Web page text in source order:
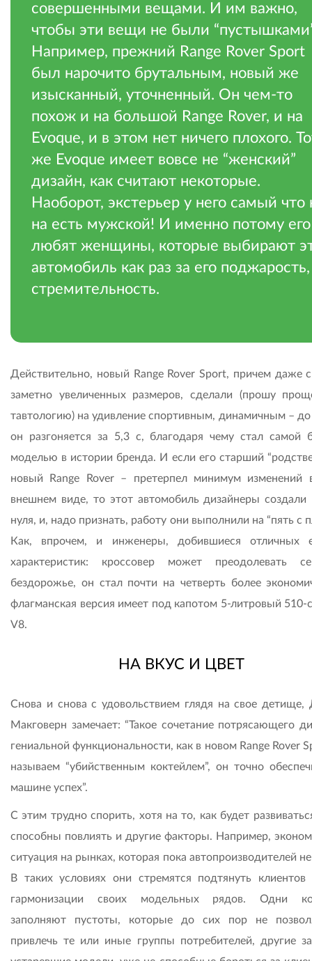
совершенными вещами. И им важно,
чтобы эти вещи не были
Например, прежний Range Rover Sport
был нарочито брутальным, новый же
изысканный, уточненный. Он чем-то
похож и на большой Range Rover, и на
Evoque, и в этом нет ничего плохого.
же Evoque имеет вовсе не “женский”
дизайн, как считают некоторые.
Наоборот, экстерьер у него самый что
на есть мужской! И именно потому его
любят женщины, которые выбирают
автомобиль как раз за его поджарость,
стремительность.
Действительно, новый Range Rover Sport, причем даже
заметно увеличенных размеров, сделали (прошу
тавтологию) на удивление спортивным, динамичным – до
он разгоняется за 5,3 с, благодаря чему стал самой
моделью в истории бренда. И если его старший
новый Range Rover – претерпел минимум изменений
внешнем виде, то этот автомобиль дизайнеры создали
нуля, и, надо признать, работу они выполнили на “пять с
Как, впрочем, и инженеры, добившиеся отличных
характеристик: кроссовер может преодолевать
бездорожье, он стал почти на четверть более
флагманская версия имеет под капотом 5-литровый 510-
V8.
НА ВКУС И ЦВЕТ
Снова и снова с удовольствием глядя на свое
Макговерн замечает: “Такое сочетание потрясающего
гениальной функциональности, как в новом Range Rover
называем “убийственным коктейлем”, он точно
машине успех”.
С этим трудно спорить, хотя на то, как будет
способны повлиять и другие факторы. Например,
ситуация на рынках, которая пока автопроизводителей
В таких условиях они стремятся подтянуть клиентов
гармонизации своих модельных рядов. Одни
заполняют пустоты, которые до сих пор не
привлечь те или иные группы потребителей, другие